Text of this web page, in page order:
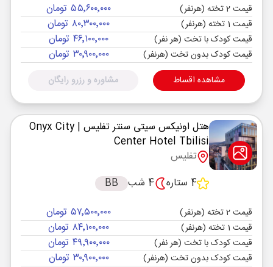
قیمت 2 تخته (هرنفر) ۵۵٬۶۰۰٬۰۰۰ تومان
قیمت 1 تخته (هرنفر) ۸۰٬۳۰۰٬۰۰۰ تومان
قیمت کودک با تخت (هر نفر) ۴۶٬۱۰۰٬۰۰۰ تومان
قیمت کودک بدون تخت (هرنفر) ۳۰٬۹۰۰٬۰۰۰ تومان
مشاهده اقساط مشاوره و رزرو رایگان
هتل اونیکس سیتی سنتر تفلیس | Onyx City
Center Hotel Tbilisi
تفلیس
4 ستاره
4 شب BB
قیمت 2 تخته (هرنفر) ۵۷٬۵۰۰٬۰۰۰ تومان
قیمت 1 تخته (هرنفر) ۸۴٬۱۰۰٬۰۰۰ تومان
قیمت کودک با تخت (هر نفر) ۴۹٬۹۰۰٬۰۰۰ تومان
قیمت کودک بدون تخت (هرنفر) ۳۰٬۹۰۰٬۰۰۰ تومان